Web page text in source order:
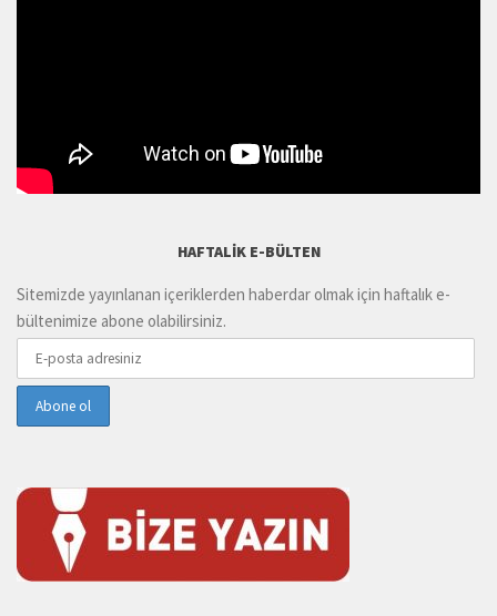
HAFTALIK E-BÜLTEN
Sitemizde yayınlanan içeriklerden haberdar olmak için haftalık e-
bültenimize abone olabilirsiniz.